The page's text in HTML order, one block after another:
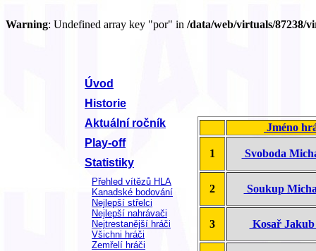
Warning: Undefined array key "por" in /data/web/virtuals/87238/
Úvod
Historie
Aktuální ročník
Play-off
Statistiky
Přehled vítězů HLA
Kanadské bodování
Nejlepší střelci
Nejlepší nahrávači
Nejtrestanější hráči
Všichni hráči
Zemřelí hráči
Jméno
1 Svoboda
2 Soukup
3 Kosař